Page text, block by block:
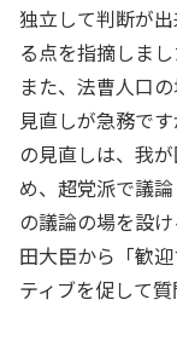
独立して判断が
る点を指摘しまし
また、法曹人口
見直しが急務で
の見直しは、我
め、超党派で議
の議論の場を設
田大臣から「歓
ティブを促して質